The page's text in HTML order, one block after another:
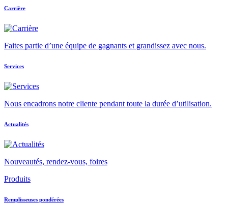
Carrière
Faites partie d’une équipe de gagnants et grandissez avec nous.
Services
Nous encadrons notre cliente pendant toute la durée d’utilisation.
Actualités
Nouveautés, rendez-vous, foires
Produits
Remplisseuses pondérées